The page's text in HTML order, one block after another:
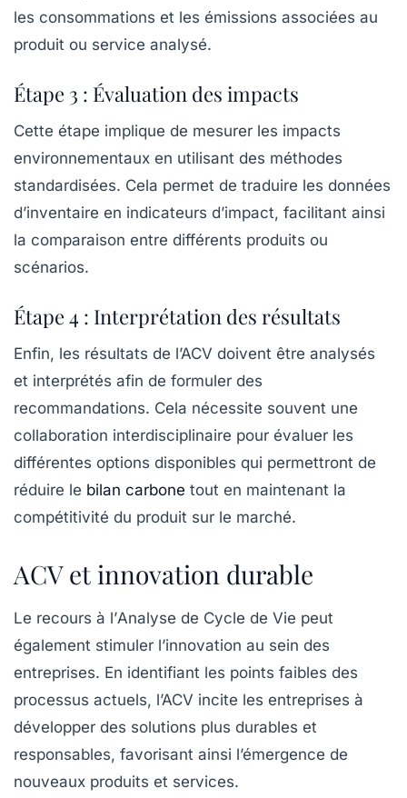
les consommations et les émissions associées au
produit ou service analysé.
Étape 3 : Évaluation des impacts
Cette étape implique de mesurer les impacts
environnementaux en utilisant des méthodes
standardisées. Cela permet de traduire les données
d’inventaire en indicateurs d’impact, facilitant ainsi
la comparaison entre différents produits ou
scénarios.
Étape 4 : Interprétation des résultats
Enfin, les résultats de l’ACV doivent être analysés
et interprétés afin de formuler des
recommandations. Cela nécessite souvent une
collaboration interdisciplinaire pour évaluer les
différentes options disponibles qui permettront de
réduire le bilan carbone tout en maintenant la
compétitivité du produit sur le marché.
ACV et innovation durable
Le recours à l’Analyse de Cycle de Vie peut
également stimuler l’innovation au sein des
entreprises. En identifiant les points faibles des
processus actuels, l’ACV incite les entreprises à
développer des solutions plus durables et
responsables, favorisant ainsi l’émergence de
nouveaux produits et services.